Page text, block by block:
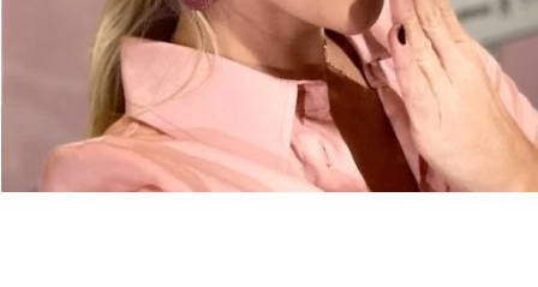
€130,00